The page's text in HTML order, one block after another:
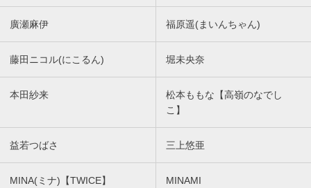
廣瀬麻伊 福原遥(まいんちゃん)
藤田ニコル(にこるん) 堀未央奈
本田紗来
松本ももな【高嶺のなでし
こ】
益若つばさ 三上悠亜
MINA(ミナ)【TWICE】 MINAMI